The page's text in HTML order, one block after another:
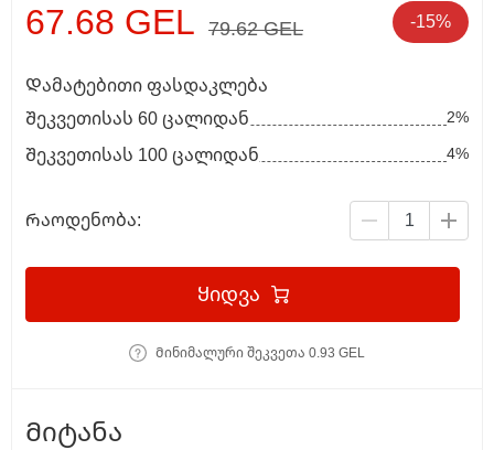
67.68 GEL 79.62 GEL -15%
Დამატებითი ფასდაკლება
Შეკვეთისას 60 ცალიდან
2%
Შეკვეთისას 100 ცალიდან 4%
Რაოდენობა:
Ყიდვა
Მინიმალური შეკვეთა 0.93 GEL
Მიტანა